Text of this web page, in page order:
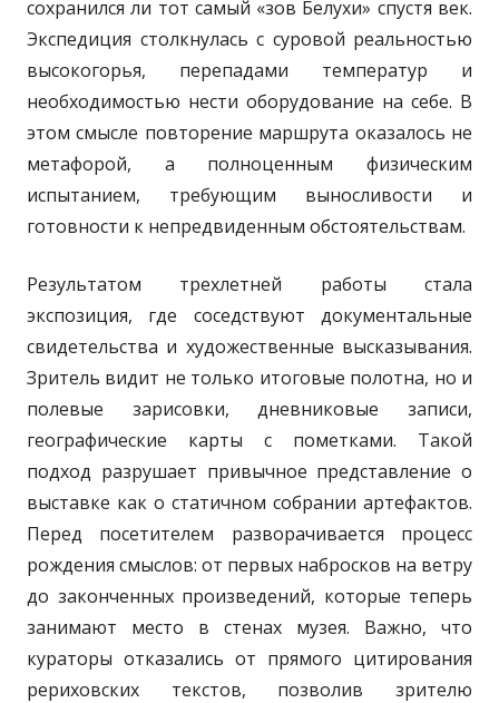
сохранился ли тот самый «зов Белухи» спустя век.
Экспедиция столкнулась с суровой реальностью
высокогорья, перепадами температур и
необходимостью нести оборудование на себе. В
этом смысле повторение маршрута оказалось не
метафорой, а полноценным физическим
испытанием, требующим выносливости и
готовности к непредвиденным обстоятельствам.
Результатом трехлетней работы стала
экспозиция, где соседствуют документальные
свидетельства и художественные высказывания.
Зритель видит не только итоговые полотна, но и
полевые зарисовки, дневниковые записи,
географические карты с пометками. Такой
подход разрушает привычное представление о
выставке как о статичном собрании артефактов.
Перед посетителем разворачивается процесс
рождения смыслов: от первых набросков на ветру
до законченных произведений, которые теперь
занимают место в стенах музея. Важно, что
кураторы отказались от прямого цитирования
рериховских текстов, позволив зрителю